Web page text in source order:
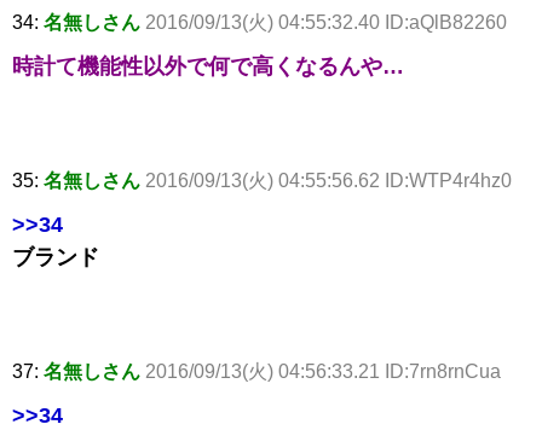
34: 名無しさん 2016/09/13(火) 04:55:32.40 ID:aQlB82260
時計て機能性以外で何で高くなるんや…
35: 名無しさん 2016/09/13(火) 04:55:56.62 ID:WTP4r4hz0
>>34
ブランド
37: 名無しさん 2016/09/13(火) 04:56:33.21 ID:7rn8rnCua
>>34